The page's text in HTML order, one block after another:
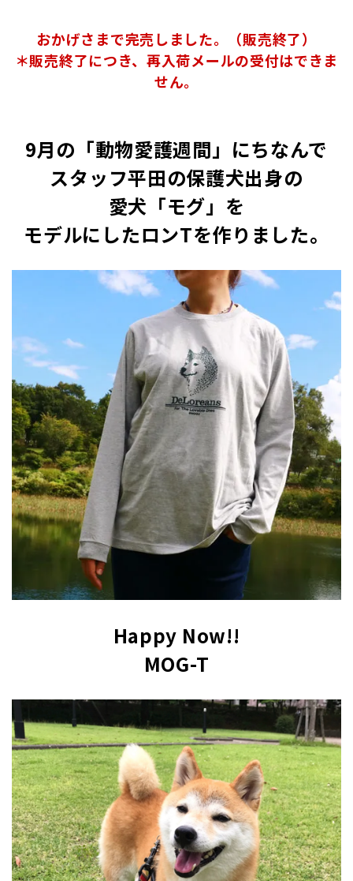
おかげさまで完売しました。（販売終了）
＊販売終了につき、再入荷メールの受付はできま
せん。
9月の「動物愛護週間」にちなんで
スタッフ平田の保護犬出身の
愛犬「モグ」を
モデルにしたロンTを作りました。
Happy Now!!
MOG-T